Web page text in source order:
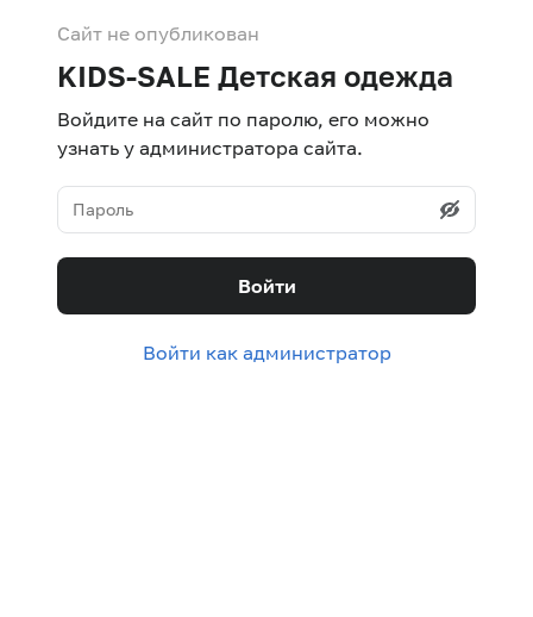
Сайт не опубликован
KIDS-SALE Детская одежда
Войдите на сайт по паролю, его можно
узнать у администратора сайта.
Войти
Войти как администратор